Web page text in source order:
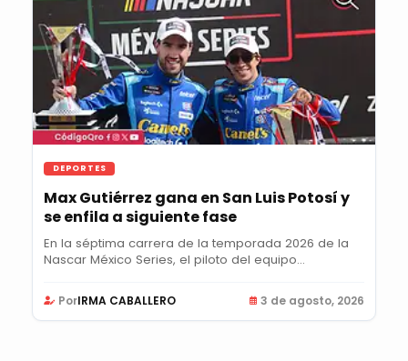
DEPORTES
Max Gutiérrez gana en San Luis Potosí y
se enfila a siguiente fase
En la séptima carrera de la temporada 2026 de la
Nascar México Series, el piloto del equipo...
PorIRMA CABALLERO 3 de agosto, 2026